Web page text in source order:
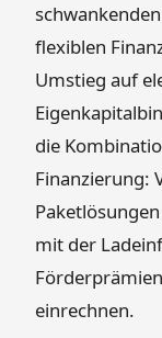
flexiblen
Umstieg auf
die
Finanzierung:
mit der
einrechnen.